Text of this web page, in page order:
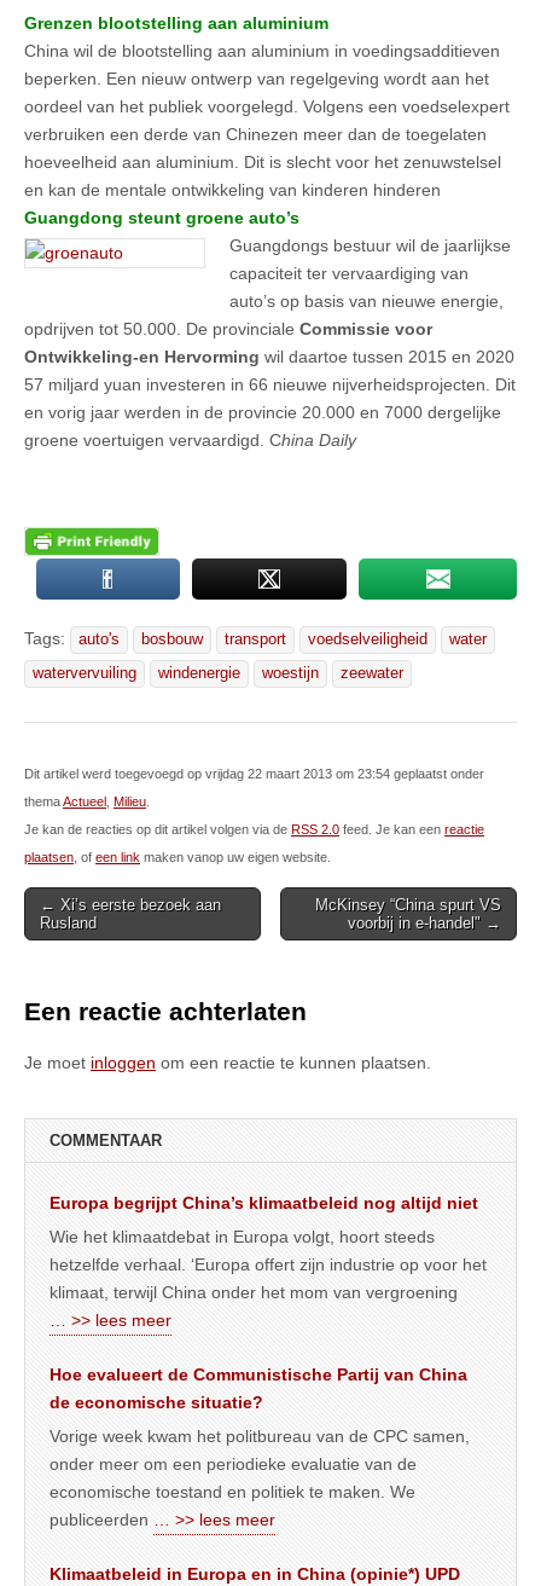
Grenzen blootstelling aan aluminium
China wil de blootstelling aan aluminium in voedingsadditieven
beperken. Een nieuw ontwerp van regelgeving wordt aan het
oordeel van het publiek voorgelegd. Volgens een voedselexpert
verbruiken een derde van Chinezen meer dan de toegelaten
hoeveelheid aan aluminium. Dit is slecht voor het zenuwstelsel
en kan de mentale ontwikkeling van kinderen hinderen
Guangdong steunt groene auto’s
Guangdongs bestuur wil de jaarlijkse
capaciteit ter vervaardiging van
auto’s op basis van nieuwe energie,
opdrijven tot 50.000. De provinciale Commissie voor
Ontwikkeling-en Hervorming wil daartoe tussen 2015 en 2020
57 miljard yuan investeren in 66 nieuwe nijverheidsprojecten. Dit
en vorig jaar werden in de provincie 20.000 en 7000 dergelijke
groene voertuigen vervaardigd. China Daily
Tags: auto's bosbouw transport voedselveiligheid
water
watervervuiling
windenergie woestijn zeewater
Dit artikel werd toegevoegd op vrijdag 22 maart 2013 om 23:54 geplaatst onder
themaActueel Milieu
Je kan de reacties op dit artikel volgen via de RSS 2.0 feed. Je kan een reactie
plaatsen , of een link maken vanop uw eigen website.
Post
navigation
← Xi’s eerste bezoek aan
Rusland
McKinsey “China spurt VS
voorbij in e-handel" →
Een reactie achterlaten
Je moet inloggen om een reactie te kunnen plaatsen.
COMMENTAAR
Europa begrijpt China’s klimaatbeleid nog altijd niet
Wie het klimaatdebat in Europa volgt, hoort steeds
hetzelfde verhaal. ‘Europa offert zijn industrie op voor het
klimaat, terwijl China onder het mom van vergroening
… >> lees meer
Hoe evalueert de Communistische Partij van China
de economische situatie?
Vorige week kwam het politbureau van de CPC samen,
onder meer om een periodieke evaluatie van de
economische toestand en politiek te maken. We
publiceerden
… >> lees meer
Klimaatbeleid in Europa en in China (opinie*) UPD